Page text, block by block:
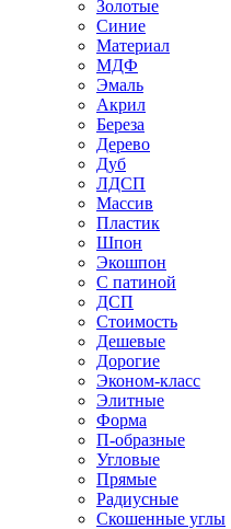
Золотые
Синие
Материал
МДФ
Эмаль
Акрил
Береза
Дерево
Дуб
ЛДСП
Массив
Пластик
Шпон
Экошпон
С патиной
ДСП
Стоимость
Дешевые
Дорогие
Эконом-класс
Элитные
Форма
П-образные
Угловые
Прямые
Радиусные
Скошенные углы